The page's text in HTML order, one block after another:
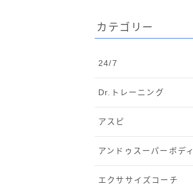
カテゴリー
24/7
Dr.トレーニング
アスピ
アンドゥスーパーボディ
エクササイズコーチ